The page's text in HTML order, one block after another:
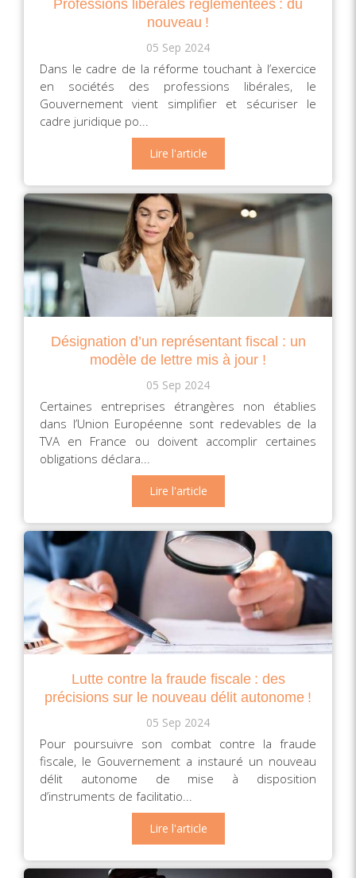
Professions libérales réglementées : du
nouveau !
05 Sep 2024
Dans le cadre de la réforme touchant à l’exercice
en sociétés des professions libérales, le
Gouvernement vient simplifier et sécuriser le
cadre juridique po...
Lire l'article
Désignation d’un représentant fiscal : un
modèle de lettre mis à jour !
05 Sep 2024
Certaines entreprises étrangères non établies
dans l’Union Européenne sont redevables de la
TVA en France ou doivent accomplir certaines
obligations déclara...
Lire l'article
Lutte contre la fraude fiscale : des
précisions sur le nouveau délit autonome !
05 Sep 2024
Pour poursuivre son combat contre la fraude
fiscale, le Gouvernement a instauré un nouveau
délit autonome de mise à disposition
d’instruments de facilitatio...
Lire l'article